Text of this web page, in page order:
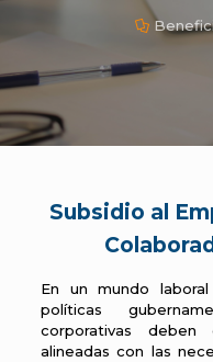
Subsidio al
En un mundo
políticas
corporativas deben
alineadas con las